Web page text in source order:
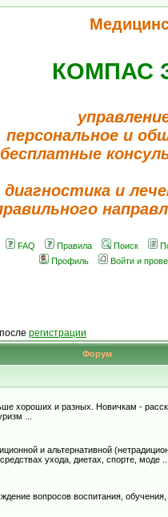
КОМПАС
персональное и
бесплатные
диагностика и
FAQ Правила Поиск
Профиль
Войти и
регистрации
Форум
хороших и разных. Новичкам -
...
и альтернативной
ухода, диетах, спорте, моде
вопросов воспитания,